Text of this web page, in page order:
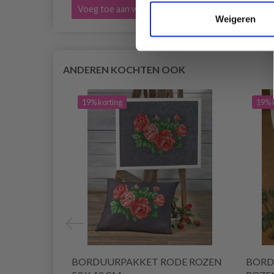
Weigeren
Voeg toe aan winkelwagen
ANDEREN KOCHTEN OOK
19% korting
BORDUURPAKKET RODE ROZEN
19%